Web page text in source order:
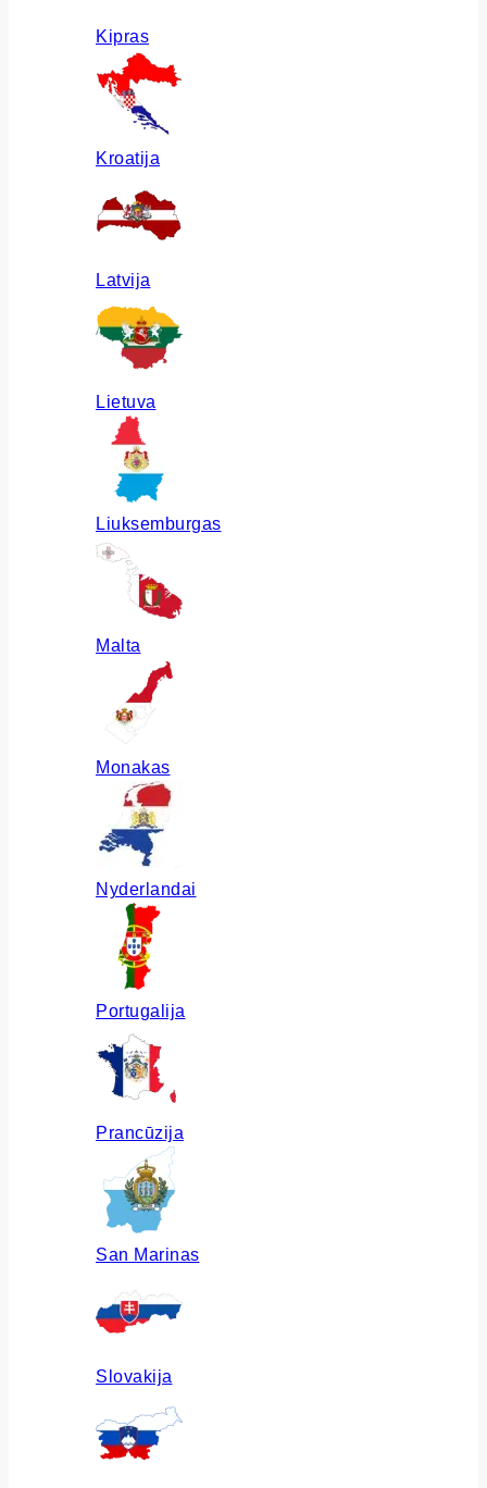
Kipras
Kroatija
Latvija
Lietuva
Liuksemburgas
Malta
Monakas
Nyderlandai
Portugalija
Prancūzija
San Marinas
Slovakija